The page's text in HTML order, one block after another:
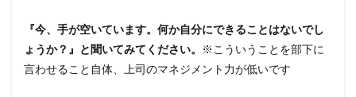
『今、手が空いています。何か自分にできることはないでし
ょうか？』と聞いてみてください。
※こういうことを部下に
言わせること自体、上司のマネジメント力が低いです